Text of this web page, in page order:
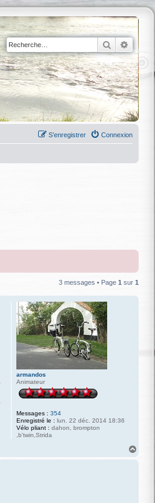
Rechercher
Connexion
S’enregistrer
3 messages • Page 1 sur 1
armandos
Animateur
Messages : 354
Enregistré le : lun. 22 déc. 2014 18:36
Vélo pliant : dahon, brompton
,b'twin,Strida